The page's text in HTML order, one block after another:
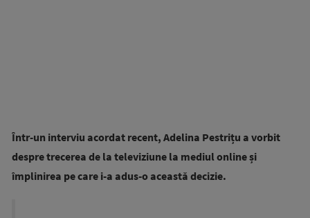
Într-un interviu acordat recent, Adelina Pestrițu a vorbit
despre trecerea de la televiziune la mediul online și
împlinirea pe care i-a adus-o această decizie.